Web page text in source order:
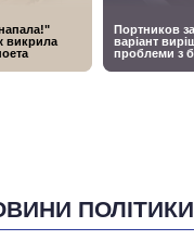
ПОЛІТИКИ